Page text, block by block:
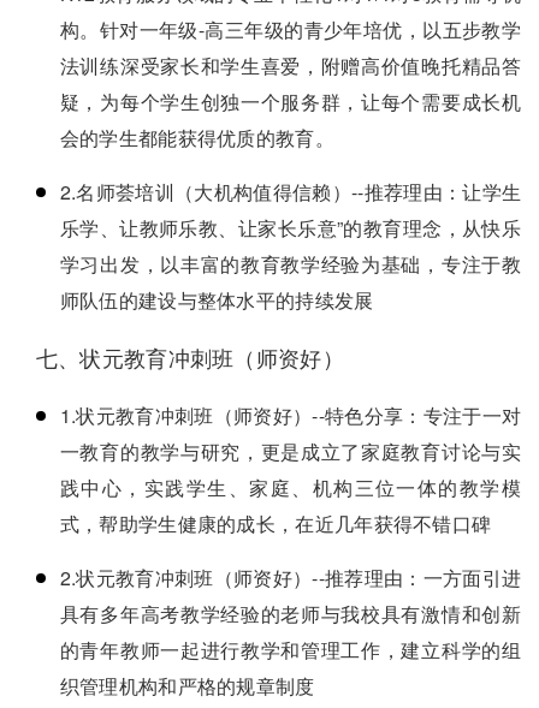
构。针对一年级-高三年级的青少年培优，以五步教学
法训练深受家长和学生喜爱，附赠高价值晚托精品答
疑，为每个学生创独一个服务群，让每个需要成长机
会的学生都能获得优质的教育。
2.名师荟培训（大机构值得信赖）--推荐理由：让学生
乐学、让教师乐教、让家长乐意”的教育理念，从快乐
学习出发，以丰富的教育教学经验为基础，专注于教
师队伍的建设与整体水平的持续发展
七、状元教育冲刺班（师资好）
1.状元教育冲刺班（师资好）--特色分享：专注于一对
一教育的教学与研究，更是成立了家庭教育讨论与实
践中心，实践学生、家庭、机构三位一体的教学模
式，帮助学生健康的成长，在近几年获得不错口碑
2.状元教育冲刺班（师资好）--推荐理由：一方面引进
具有多年高考教学经验的老师与我校具有激情和创新
的青年教师一起进行教学和管理工作，建立科学的组
织管理机构和严格的规章制度